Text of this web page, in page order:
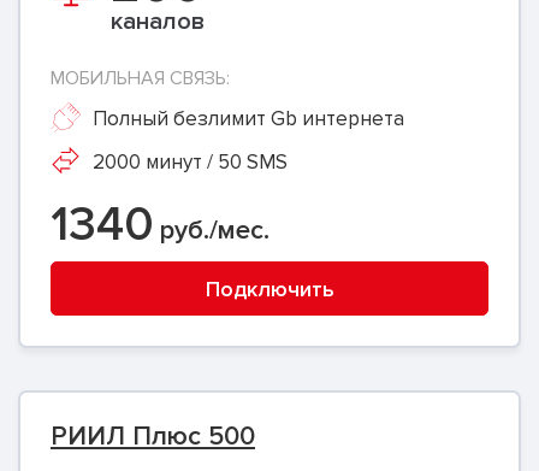
каналов
МОБИЛЬНАЯ СВЯЗЬ:
Полный безлимит Gb интернета
2000 минут / 50 SMS
1340 руб./мес.
Подключить
РИИЛ Плюс 500